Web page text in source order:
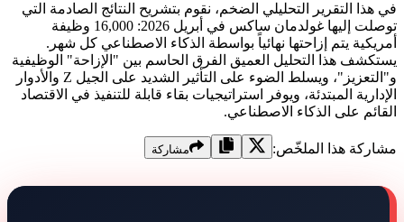
التقرير التحليلي الضخم، نقوم بتشريح النتائج الصادمة التي
توصلت إليها غولدمان ساكس في أبريل 2026: 16,000 وظيفة
يتم إزاحتها نهائياً بواسطة الذكاء الاصطناعي كل شهر.
هذا التحليل العميق الفرق الحاسم بين "الإزاحة" الوظيفية
و"التعزيز"، ويسلط الضوء على التأثير الشديد على الجيل Z والأدوار
المبتدئة، ويوفر استراتيجيات بقاء قابلة للتنفيذ في الاقتصاد
على الذكاء الاصطناعي.
هذا الملخّص: مشاركة